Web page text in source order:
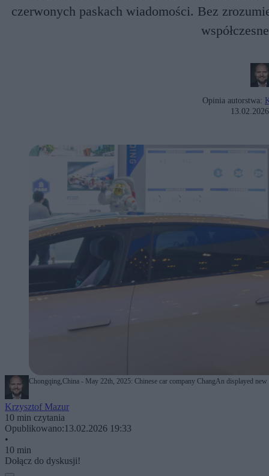
czerwonych paskach wiadomości. Bez
Opinia autorstwa:
13.02.2026
Chongqing,China - May 22th, 2025: Chinese car company ChangAn displayed
Krzysztof Mazur
10 min czytania
Opublikowano:13.02.2026 19:33
•
10 min
Dołącz do dyskusji!